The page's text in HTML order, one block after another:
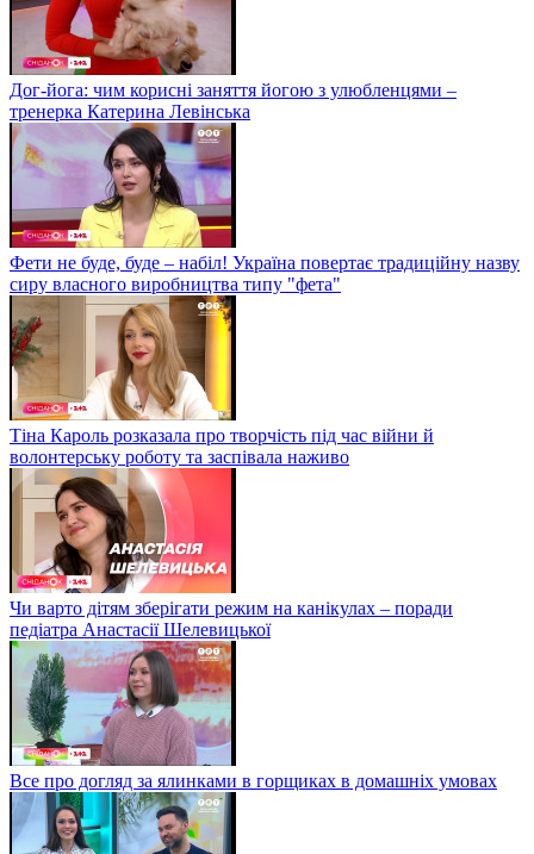
Дог-йога: чим корисні заняття йогою з улюбленцями –
тренерка Катерина Левінська
Фети не буде, буде – набіл! Україна повертає традиційну назву
сиру власного виробництва типу "фета"
Тіна Кароль розказала про творчість під час війни й
волонтерську роботу та заспівала наживо
Чи варто дітям зберігати режим на канікулах – поради
педіатра Анастасії Шелевицької
Все про догляд за ялинками в горщиках в домашніх умовах